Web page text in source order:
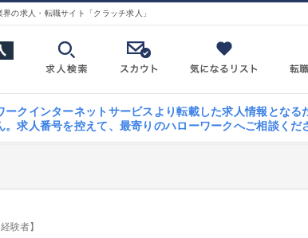
の求人・転職サイト「クラッチ求人」
験者】
ークインターネットサービスより転載した求人情報となる
求人番号を控えて、最寄りのハローワークへご相談くだ